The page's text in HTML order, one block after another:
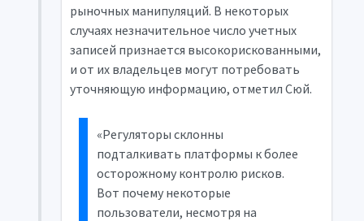
рыночных манипуляций. В некоторых
случаях незначительное число учетных
записей признается высокорискованными,
и от их владельцев могут потребовать
уточняющую информацию, отметил Сюй.
«Регуляторы склонны
подталкивать платформы к более
осторожному контролю рисков.
Вот почему некоторые
пользователи, несмотря на